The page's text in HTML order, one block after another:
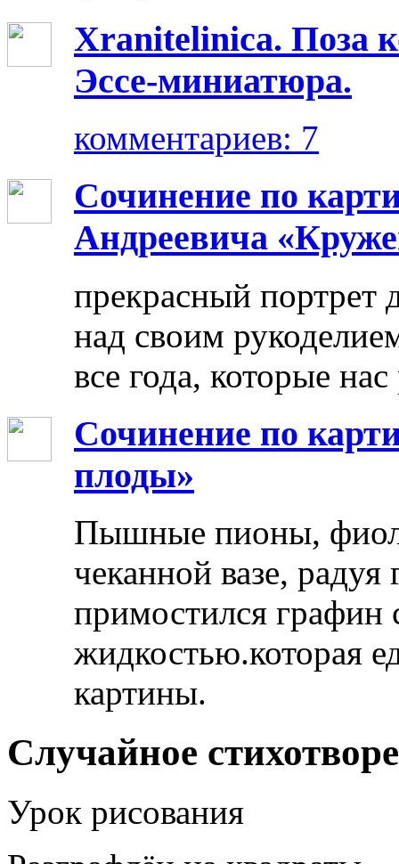
Xranitelinica. Поза
Эссе-миниатюра.
комментариев: 7
Сочинение по
Андреевича
прекрасный портрет
над своим
все года, которые
Сочинение по
плоды»
Пышные пионы,
чеканной вазе,
примостился графин
жидкостью.которая
картины.
Случайное
Урок рисования